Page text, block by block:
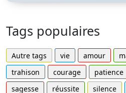
Tags populaires
Autre tags vie amour
trahison
courage patience
sagesse
réussite silence